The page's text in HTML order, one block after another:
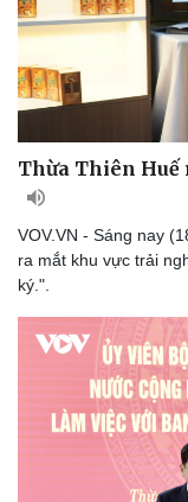
Thừa Thiên Huế
VOV.VN - Sáng nay
ra mắt khu vực trải
ký.".